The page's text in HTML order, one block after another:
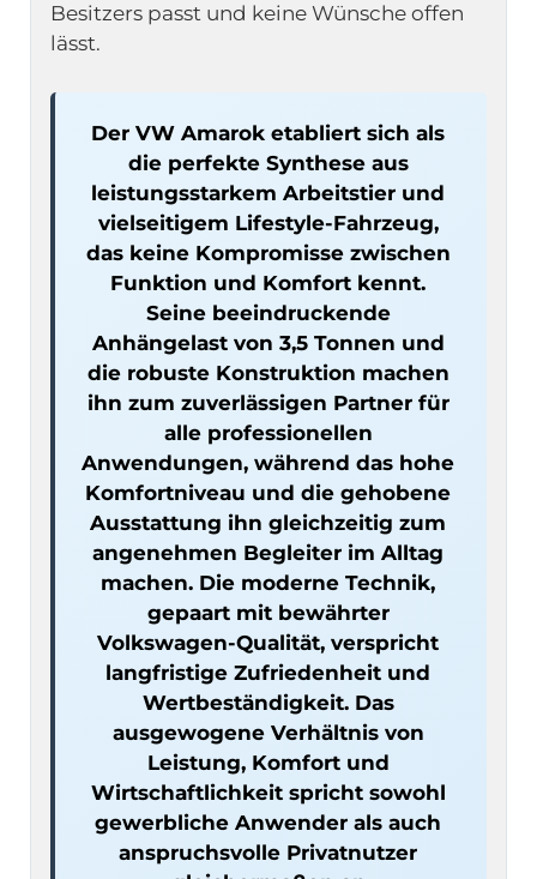
Besitzers passt und keine Wünsche offen
lässt.
Der VW Amarok etabliert sich als
die perfekte Synthese aus
leistungsstarkem Arbeitstier und
vielseitigem Lifestyle-Fahrzeug,
das keine Kompromisse zwischen
Funktion und Komfort kennt.
Seine beeindruckende
Anhängelast von 3,5 Tonnen und
die robuste Konstruktion machen
ihn zum zuverlässigen Partner für
alle professionellen
Anwendungen, während das hohe
Komfortniveau und die gehobene
Ausstattung ihn gleichzeitig zum
angenehmen Begleiter im Alltag
machen. Die moderne Technik,
gepaart mit bewährter
Volkswagen-Qualität, verspricht
langfristige Zufriedenheit und
Wertbeständigkeit. Das
ausgewogene Verhältnis von
Leistung, Komfort und
Wirtschaftlichkeit spricht sowohl
gewerbliche Anwender als auch
anspruchsvolle Privatnutzer